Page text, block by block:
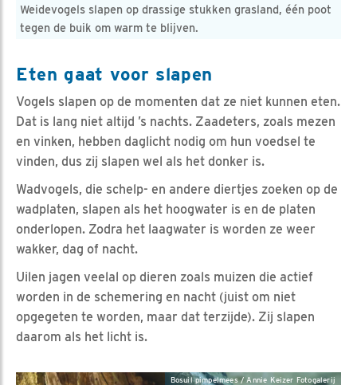
Weidevogels slapen op drassige stukken grasland, één poot
tegen de buik om warm te blijven.
Eten gaat voor slapen
Vogels slapen op de momenten dat ze niet kunnen eten.
Dat is lang niet altijd ’s nachts. Zaadeters, zoals mezen
en vinken, hebben daglicht nodig om hun voedsel te
vinden, dus zij slapen wel als het donker is.
Wadvogels, die schelp- en andere diertjes zoeken op de
wadplaten, slapen als het hoogwater is en de platen
onderlopen. Zodra het laagwater is worden ze weer
wakker, dag of nacht.
Uilen jagen veelal op dieren zoals muizen die actief
worden in de schemering en nacht (juist om niet
opgegeten te worden, maar dat terzijde). Zij slapen
daarom als het licht is.
Bosuil pimpelmees / Annie Keizer Fotogalerij